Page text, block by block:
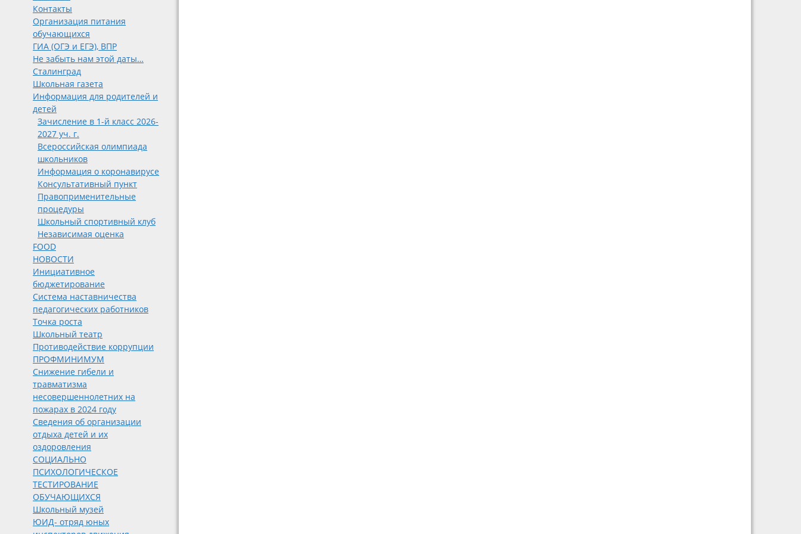
Контакты
Организация питания
обучающихся
ГИА (ОГЭ и ЕГЭ), ВПР
Не забыть нам этой даты…
Сталинград
Школьная газета
Информация для родителей и
детей
Зачисление в 1-й класс 2026-
2027 уч. г.
Всероссийская олимпиада
школьников
Информация о коронавирусе
Консультативный пункт
Правоприменительные
процедуры
Школьный спортивный клуб
Независимая оценка
FOOD
НОВОСТИ
Инициативное
бюджетирование
Система наставничества
педагогических работников
Точка роста
Школьный театр
Противодействие коррупции
ПРОФМИНИМУМ
Снижение гибели и
травматизма
несовершеннолетних на
пожарах в 2024 году
Сведения об организации
отдыха детей и их
оздоровления
СОЦИАЛЬНО
ПСИХОЛОГИЧЕСКОЕ
ТЕСТИРОВАНИЕ
ОБУЧАЮЩИХСЯ
Школьный музей
ЮИД- отряд юных